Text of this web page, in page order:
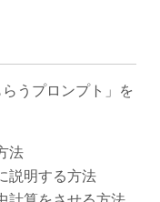
うプロンプト」を
法
説明する方法